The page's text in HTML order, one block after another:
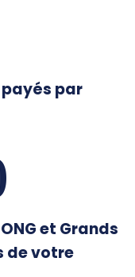
par
et Grands
de votre